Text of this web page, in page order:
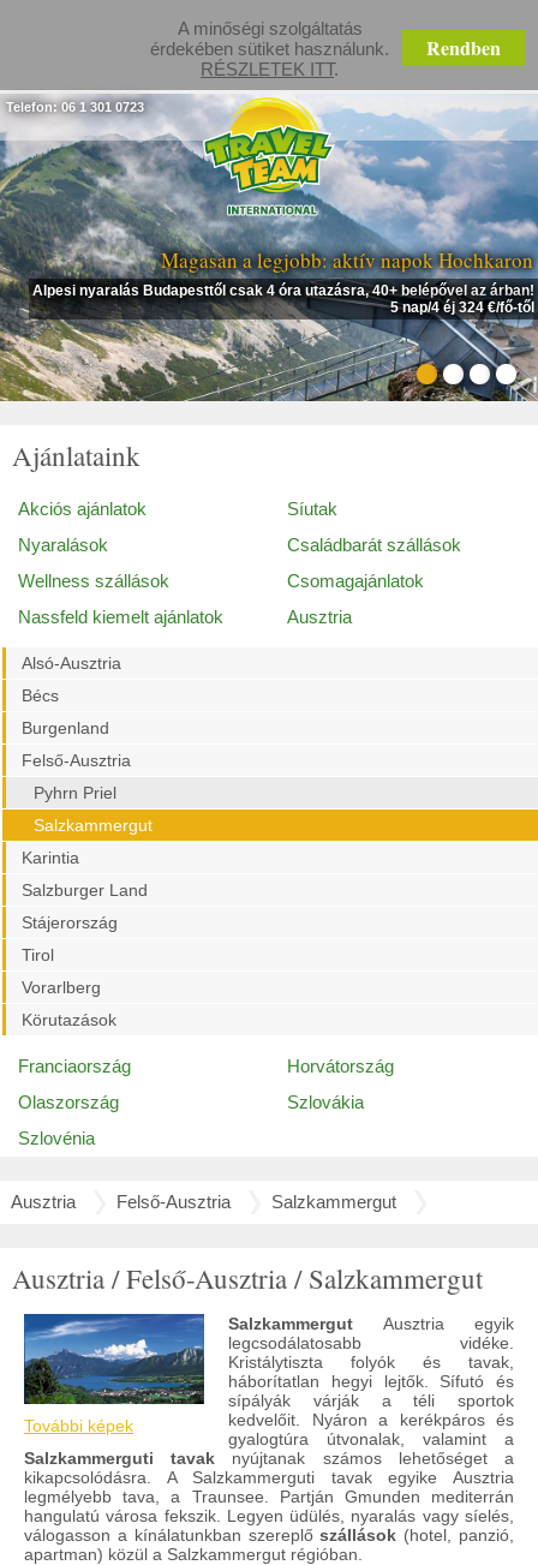
A minőségi szolgáltatás
érdekében sütiket használunk.
RÉSZLETEK ITT.
Rendben
Magasan a legjobb: aktív napok Hochkaron
Alpesi nyaralás Budapesttől csak 4 óra utazásra, 40+ belépővel az árban!
5 nap/4 éj 324 €/fő-től
Telefon: 06 1 301 0723
Ajánlataink
Akciós ajánlatok
Síutak
Nyaralások
Családbarát szállások
Wellness szállások
Csomagajánlatok
Nassfeld kiemelt ajánlatok
Ausztria
Alsó-Ausztria
Bécs
Burgenland
Felső-Ausztria
Pyhrn Priel
Salzkammergut
Karintia
Salzburger Land
Stájerország
Tirol
Vorarlberg
Körutazások
Franciaország
Horvátország
Olaszország
Szlovákia
Szlovénia
Ausztria Felső-Ausztria Salzkammergut
Ausztria / Felső-Ausztria / Salzkammergut
További képek
Salzkammergut Ausztria egyik
legcsodálatosabb vidéke.
Kristálytiszta folyók és tavak,
háborítatlan hegyi lejtők. Sífutó és
sípályák várják a téli sportok
kedvelőit. Nyáron a kerékpáros és
gyalogtúra útvonalak, valamint a
Salzkammerguti tavak nyújtanak számos lehetőséget a
kikapcsolódásra. A Salzkammerguti tavak egyike Ausztria
legmélyebb tava, a Traunsee. Partján Gmunden mediterrán
hangulatú városa fekszik. Legyen üdülés, nyaralás vagy síelés,
válogasson a kínálatunkban szereplőszállások (hotel, panzió,
apartman) közül a Salzkammergut régióban.